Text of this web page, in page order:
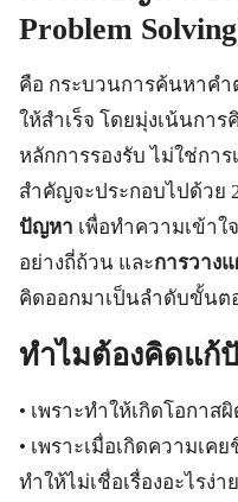
Problem
คือ กระบวนการค้นหาคำ
ให้สำเร็จ โดยมุ่งเน้นกา
หลักการรองรับ ไม่ใช่กา
สำคัญจะประกอบไปด้วย
ปัญหา เพื่อทำความเข้าใ
อย่างถี่ถ้วน และการวาง
คิดออกมาเป็นลำดับขั้นต
ทำไมต้องคิดแก้
• เพราะทำให้เกิดโอกาส
• เพราะเมื่อเกิดความเ
ทำให้ไม่เชื่อเรื่องอะไรง่า